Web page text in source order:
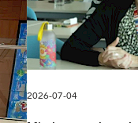
2026-07-04